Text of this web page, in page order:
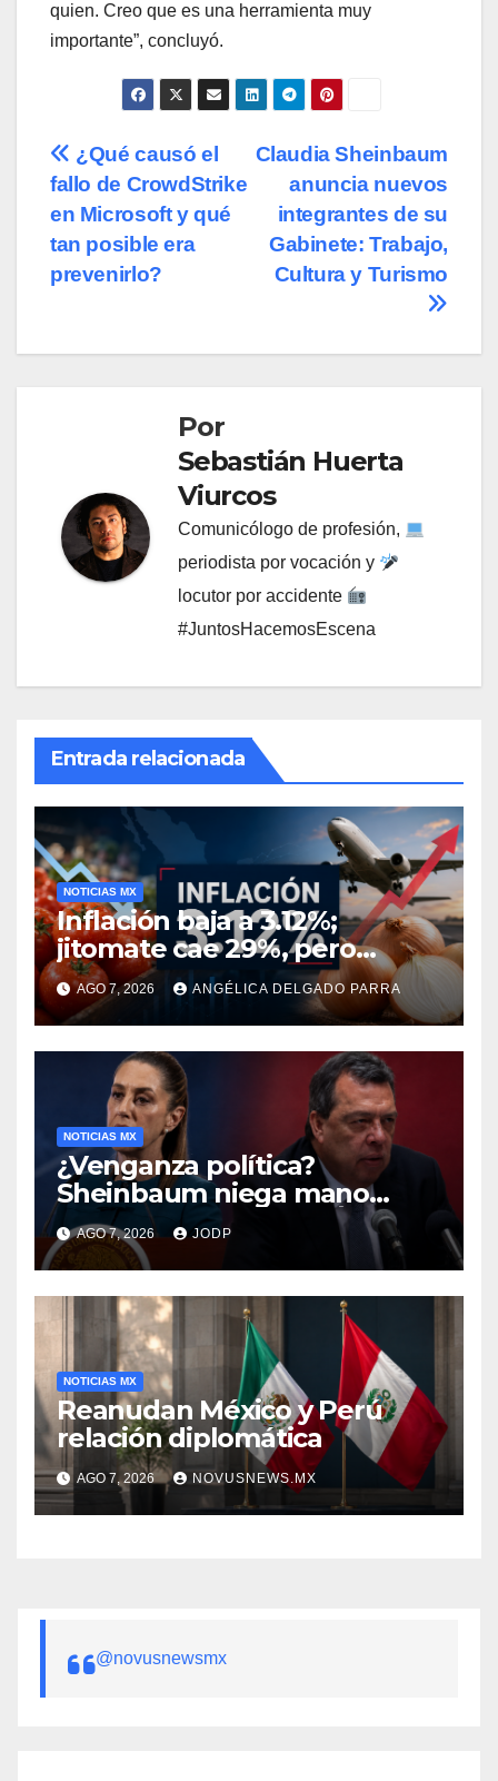
quien. Creo que es una herramienta muy
importante”, concluyó.
Navegación
de
entradas
Claudia Sheinbaum
anuncia nuevos
integrantes de su
Gabinete: Trabajo,
Cultura y Turismo
¿Qué causó el
fallo de CrowdStrike
en Microsoft y qué
tan posible era
prevenirlo?
Por
Sebastián Huerta
Viurcos
Comunicólogo de profesión,
periodista por vocación y
locutor por accidente
#JuntosHacemosEscena
Entrada relacionada
NOTICIAS MX
Inflación baja a 3.12%;
jitomate cae 29%, pero
cebolla y vuelos se
encarecen
AGO 7, 2026 ANGÉLICA DELGADO PARRA
NOTICIAS MX
¿Venganza política?
Sheinbaum niega mano
negra en captura de Ángel
Aguirre
AGO 7, 2026 JODP
NOTICIAS MX
Reanudan México y Perú
relación diplomática
AGO 7, 2026 NOVUSNEWS.MX
@novusnewsmx